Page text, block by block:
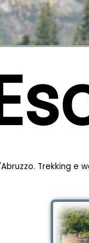
Trekking e